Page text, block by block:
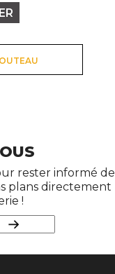
rester informé de
plans directement
!